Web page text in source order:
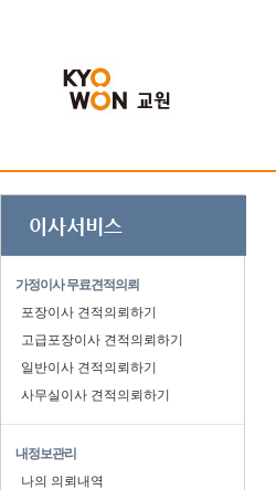
가정이사 무료견적의뢰
포장이사 견적의뢰하기
고급포장이사 견적의뢰하기
일반이사 견적의뢰하기
사무실이사 견적의뢰하기
내정보관리
나의 의뢰내역